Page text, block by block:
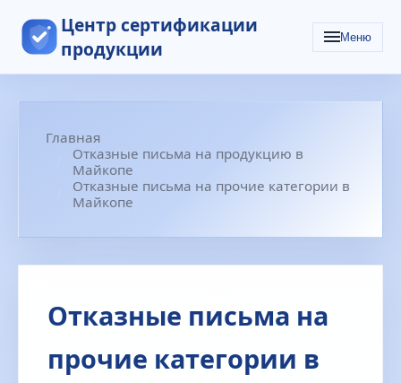
Центр сертификации
продукции
Меню
Главная
Отказные письма на продукцию в
Майкопе
Отказные письма на прочие категории в
Майкопе
Отказные письма на
прочие категории в